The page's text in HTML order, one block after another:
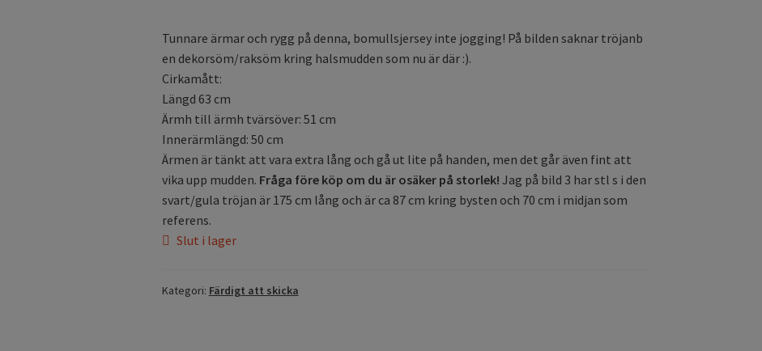
Tunnare ärmar och rygg på denna, bomullsjersey inte jogging! På bilden saknar tröjanb
en dekorsöm/raksöm kring halsmudden som nu är där :).
Cirkamått:
Längd 63 cm
Ärmh till ärmh tvärsöver: 51 cm
Innerärmlängd: 50 cm
Ärmen är tänkt att vara extra lång och gå ut lite på handen, men det går även fint att
vika upp mudden. Fråga före köp om du är osäker på storlek! Jag på bild 3 har stl s i den
svart/gula tröjan är 175 cm lång och är ca 87 cm kring bysten och 70 cm i midjan som
referens.
Slut i lager
Kategori: Färdigt att skicka